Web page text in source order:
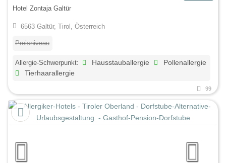
Hotel Zontaja Galtür
6563 Galtür, Tirol, Österreich
Preisniveau
Allergie-Schwerpunkt: Hausstauballergie
Pollenallergie
Tierhaarallergie
99